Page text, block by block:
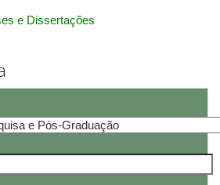
e Dissertações